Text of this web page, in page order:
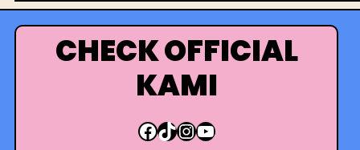
r
i
CHECK OFFICIAL
KAMI
Facebook TikTok InstagramYouTube